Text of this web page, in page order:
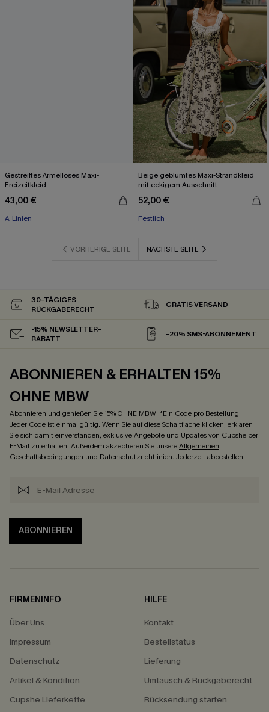
Gestreiftes Ärmelloses Maxi-
Freizeitkleid
43,00 €
A-Linien
Beige geblümtes Maxi-Strandkleid
mit eckigem Ausschnitt
52,00 €
Festlich
VORHERIGE SEITE NÄCHSTE SEITE
30-TÄGIGES
RÜCKGABERECHT
GRATIS VERSAND
-15% NEWSLETTER-
RABATT
-20% SMS-ABONNEMENT
ABONNIEREN & ERHALTEN 15%
OHNE MBW
Abonnieren und genießen Sie 15% OHNE MBW! *Ein Code pro Bestellung.
Jeder Code ist einmal gültig. Wenn Sie auf diese Schaltfläche klicken, erklären
Sie sich damit einverstanden, exklusive Angebote und Updates von Cupshe per
E-Mail zu erhalten. Außerdem akzeptieren Sie unsereAllgemeinen
Geschäftsbedingungen und Datenschutzrichtlinien. Jederzeit abbestellen.
ABONNIEREN
FIRMENINFO
Über Uns
Impressum
Datenschutz
Artikel & Kondition
Cupshe Lieferkette
HILFE
Kontakt
Bestellstatus
Lieferung
Umtausch & Rückgaberecht
Rücksendung starten